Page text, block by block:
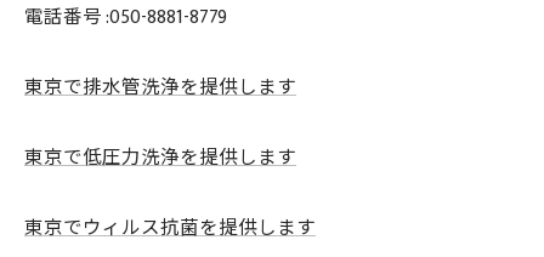
電話番号 :050-8881-8779
東京で排水管洗浄を提供します
東京で低圧力洗浄を提供します
東京でウィルス抗菌を提供します